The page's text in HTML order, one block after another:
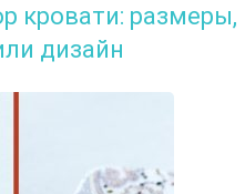
кровати: размеры,
дизайн